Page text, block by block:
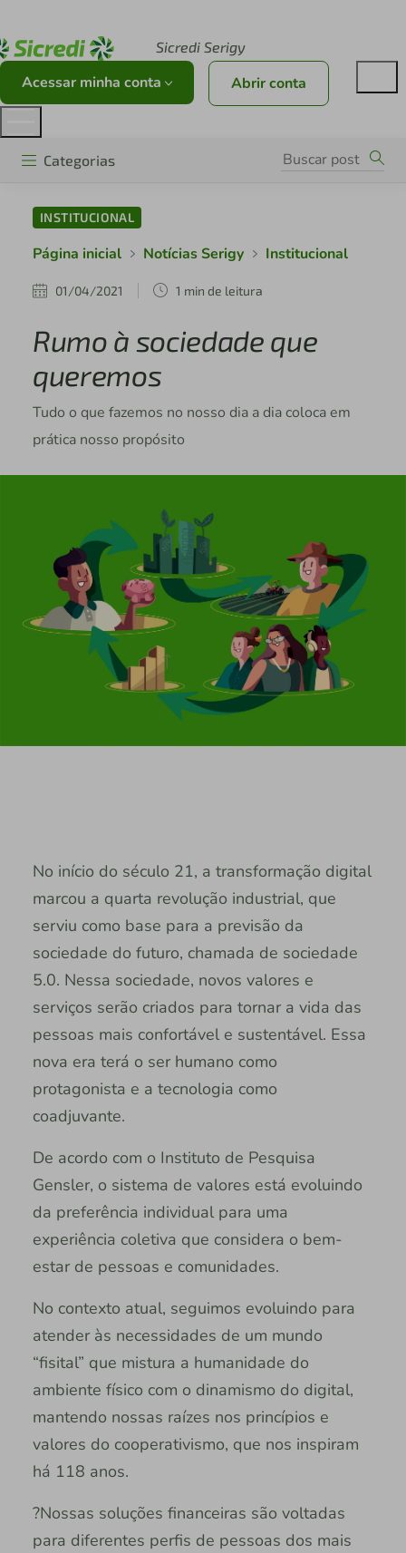
Sicredi Serigy
Acessar minha conta Abrir conta
Categorias
INSTITUCIONAL
Página inicial Notícias Serigy Institucional
01/04/2021 1 min de leitura
Rumo à sociedade que
queremos
Tudo o que fazemos no nosso dia a dia coloca em
prática nosso propósito
No início do século 21, a transformação digital
marcou a quarta revolução industrial, que
serviu como base para a previsão da
sociedade do futuro, chamada de sociedade
5.0. Nessa sociedade, novos valores e
serviços serão criados para tornar a vida das
pessoas mais confortável e sustentável. Essa
nova era terá o ser humano como
protagonista e a tecnologia como
coadjuvante.
De acordo com o Instituto de Pesquisa
Gensler, o sistema de valores está evoluindo
da preferência individual para uma
experiência coletiva que considera o bem-
estar de pessoas e comunidades.
No contexto atual, seguimos evoluindo para
atender às necessidades de um mundo
“fisital” que mistura a humanidade do
ambiente físico com o dinamismo do digital,
mantendo nossas raízes nos princípios e
valores do cooperativismo, que nos inspiram
há 118 anos.
?Nossas soluções financeiras são voltadas
para diferentes perfis de pessoas dos mais